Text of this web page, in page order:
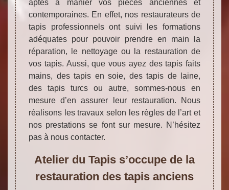
aptes à manier vos pièces anciennes et
contemporaines. En effet, nos restaurateurs de
tapis professionnels ont suivi les formations
adéquates pour pouvoir prendre en main la
réparation, le nettoyage ou la restauration de
vos tapis. Aussi, que vous ayez des tapis faits
mains, des tapis en soie, des tapis de laine,
des tapis turcs ou autre, sommes-nous en
mesure d’en assurer leur restauration. Nous
réalisons les travaux selon les règles de l’art et
nos prestations se font sur mesure. N’hésitez
pas à nous contacter.
Atelier du Tapis s’occupe de la
restauration des tapis anciens